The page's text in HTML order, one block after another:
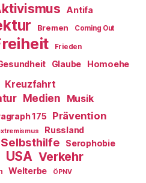
Antifa
Bremen Coming Out
Frieden
Glaube Homoehe
Kreuzfahrt
Medien Musik
175
Prävention
Russland
Selbsthilfe Serophobie
USA Verkehr
Welterbe ÖPNV